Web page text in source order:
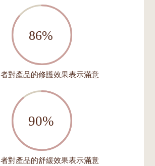
對產品的修護效果表示滿意
對產品的舒緩效果表示滿意